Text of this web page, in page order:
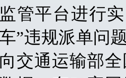
监管平台进行
”违规派单问
向交通运输部